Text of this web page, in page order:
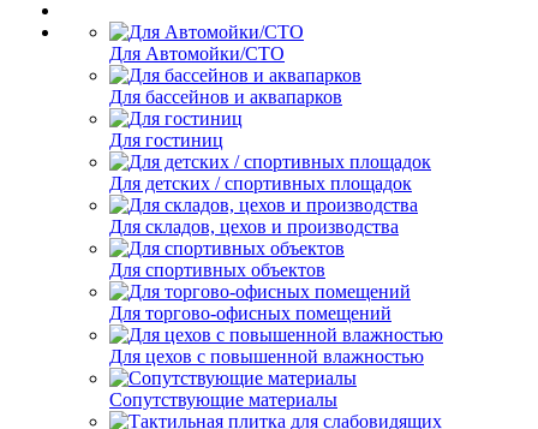
Для Автомойки/СТО
Для бассейнов и аквапарков
Для гостиниц
Для детских / спортивных площадок
Для складов, цехов и производства
Для спортивных объектов
Для торгово-офисных помещений
Для цехов с повышенной влажностью
Сопутствующие материалы